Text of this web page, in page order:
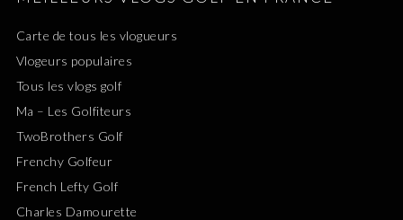
Carte de tous les vlogueurs
Vlogeurs populaires
Tous les vlogs golf
Ma – Les Golfiteurs
TwoBrothers Golf
Frenchy Golfeur
French Lefty Golf
Charles Damourette